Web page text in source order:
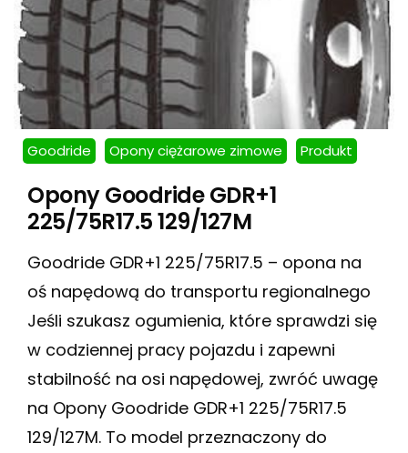
Goodride Opony ciężarowe zimowe Produkt
Opony Goodride GDR+1
225/75R17.5 129/127M
Goodride GDR+1 225/75R17.5 – opona na
oś napędową do transportu regionalnego
Jeśli szukasz ogumienia, które sprawdzi się
w codziennej pracy pojazdu i zapewni
stabilność na osi napędowej, zwróć uwagę
na Opony Goodride GDR+1 225/75R17.5
129/127M. To model przeznaczony do